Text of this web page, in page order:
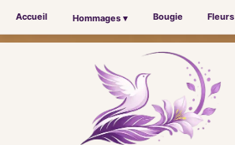
Accueil Hommages ▾ Bougie Fleurs